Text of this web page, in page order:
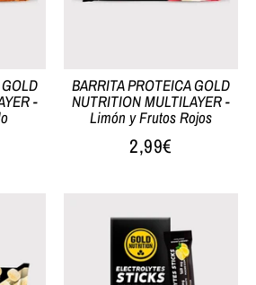
-
BARRITA PROTEICA GOLD
NUTRITION MULTILAYER -
Limón y Frutos Rojos
2,99€